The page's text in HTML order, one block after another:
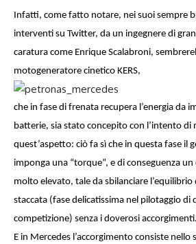
Infatti, come fatto notare, nei suoi sempre
interventi su Twitter, da un ingegnere di
caratura come Enrique Scalabroni,
motogeneratore cinetico KERS,
che in fase di frenata recupera l’energia da
batterie, sia stato concepito con l’intento di
quest’aspetto: ciò fa sì che in questa fase il
imponga una “torque”, e di conseguenza
molto elevato, tale da sbilanciare
staccata (fase delicatissima nel pilotaggio di
competizione) senza i doverosi accorgimenti.
E in Mercedes l’accorgimento consiste nello